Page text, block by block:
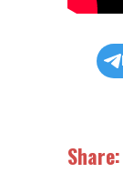
Share: